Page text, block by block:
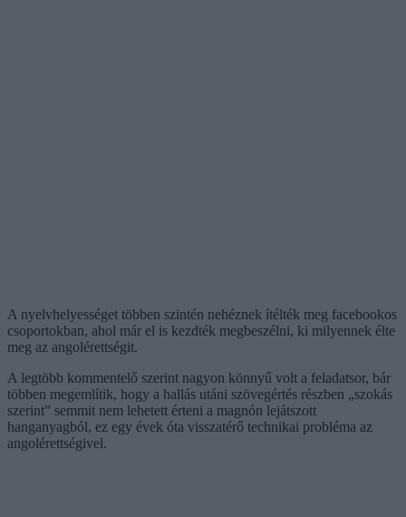
A nyelvhelyességet többen szintén nehéznek ítélték meg facebookos
csoportokban, ahol már el is kezdték megbeszélni, ki milyennek élte
meg az angolérettségit.
A legtöbb kommentelő szerint nagyon könnyű volt a feladatsor, bár
többen megemlítik, hogy a hallás utáni szövegértés részben „szokás
szerint” semmit nem lehetett érteni a magnón lejátszott
hanganyagból, ez egy évek óta visszatérő technikai probléma az
angolérettségivel.